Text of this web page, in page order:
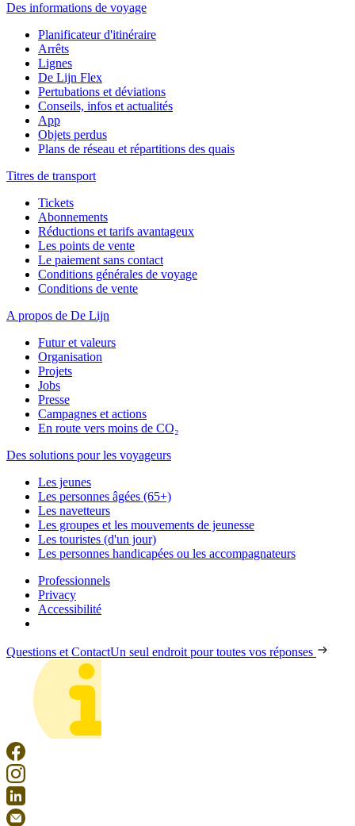
Des informations de voyage
Planificateur d'itinéraire
Arrêts
Lignes
De Lijn Flex
Pertubations et déviations
Conseils, infos et actualités
App
Objets perdus
Plans de réseau et répartitions des quais
Titres de transport
Tickets
Abonnements
Réductions et tarifs avantageux
Les points de vente
Le paiement sans contact
Conditions générales de voyage
Conditions de vente
A propos de De Lijn
Futur et valeurs
Organisation
Projets
Jobs
Presse
Campagnes et actions
En route vers moins de CO₂
Des solutions pour les voyageurs
Les jeunes
Les personnes âgées (65+)
Les navetteurs
Les groupes et les mouvements de jeunesse
Les touristes (d'un jour)
Les personnes handicapées ou les accompagnateurs
Professionnels
Privacy
Accessibilité
Questions et ContactUn seul endroit pour toutes vos réponses